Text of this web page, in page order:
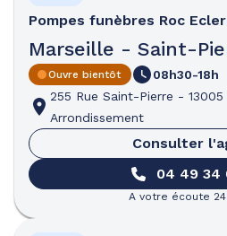
Pompes funèbres Roc
Marseille - Saint-
Ouvre bientôt
08h30-18h
255 Rue Saint-Pierre -
Arrondissement
Consulter
04 49 34
A votre écoute